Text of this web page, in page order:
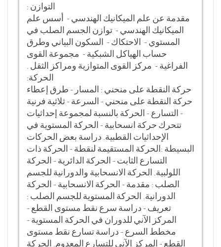
التوازن :
مقدمة عن علم الميكانيك الهندسي - أسس علم
الميكانيك الهندسي - توازن الجسم الصلب في
المستوي - الاحتكاك - السكون البياني وطرق
حساب الهياكل الشبكية - مجموعة القوى
الفراغية - مركز القوى المتوازية ومراكز الثقل .
الحركة:
حركة النقطة على منحني : المسار - طرق إعطاء
حركة النقطة على منحني - السرعة - ثلاثية فرنية
- التسارع - الحركة بالنسبة لمجموعة إحداثيات
تتحرك حركة انسحابية - الحركة المستوية في
الإحداثيات القطبية. دراسة بعض الحركات
البسيطة :الحركة المستقيمة لنقطة - الحركة ذات
التسارع الثابت - الحركة الدائرية - الحركة
اللولبية. الحركة الانسحابية والدورانية للجسم
الصلب : مقدمة - الحركة الانسحابية - الحركة
الدورانية. الحركة المستوية للجسم الصلب :
تعريف - دراسة سرع نقط مستوى القطع -
المركز الآني للدوران في الحركة المستوية -
مخطط السرع - دراسة تسارع نقط مستوى
القطع - المركز الآني للتسارع المعدوم. الحركة